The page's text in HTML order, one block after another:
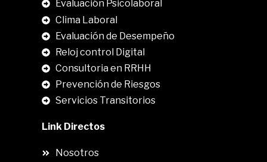
Evaluación Psicolaboral
Clima Laboral
Evaluación de Desempeño
Reloj control Digital
Consultoria en RRHH
Prevención de Riesgos
Servicios Transitorios
Link Directos
Nosotros